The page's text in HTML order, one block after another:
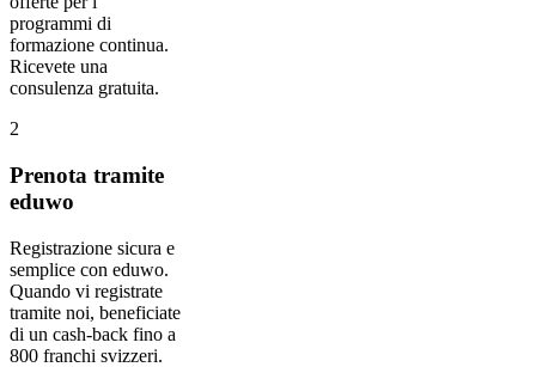
programmi di
formazione continua.
Ricevete una
consulenza gratuita.
2
Prenota tramite
eduwo
Registrazione sicura e
semplice con eduwo.
Quando vi registrate
tramite noi, beneficiate
di un cash-back fino a
800 franchi svizzeri.